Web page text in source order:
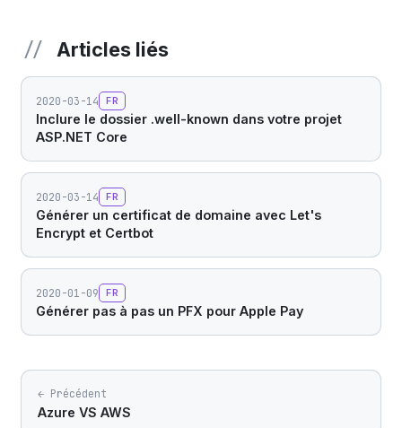
Articles liés
2020-03-14 FR
Inclure le dossier .well-known dans votre projet
ASP.NET Core
2020-03-14 FR
Générer un certificat de domaine avec Let's
Encrypt et Certbot
2020-01-09 FR
Générer pas à pas un PFX pour Apple Pay
← Précédent
Azure VS AWS